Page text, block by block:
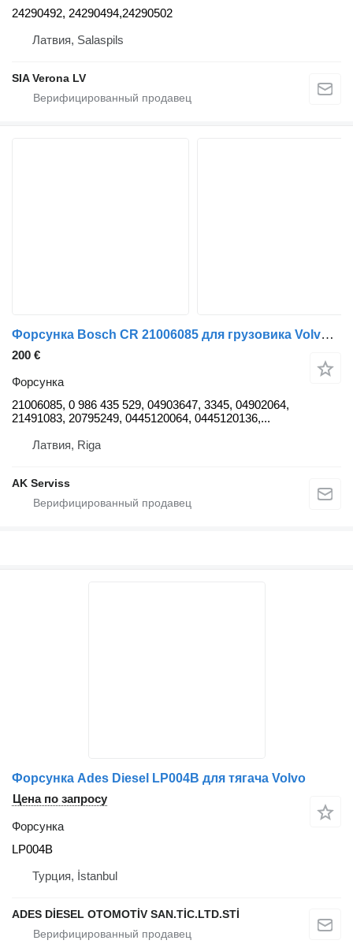
24290492, 24290494,24290502
Латвия, Salaspils
SIA Verona LV
Форсунка Bosch CR 21006085 для грузовика Volvo FL
200 €
Форсунка
21006085, 0 986 435 529, 04903647, 3345, 04902064,
21491083, 20795249, 0445120064, 0445120136,...
Латвия, Riga
AK Serviss
Форсунка Ades Diesel LP004B для тягача Volvo
Цена по запросу
Форсунка
LP004B
Турция, İstanbul
ADES DİESEL OTOMOTİV SAN.TİC.LTD.STİ